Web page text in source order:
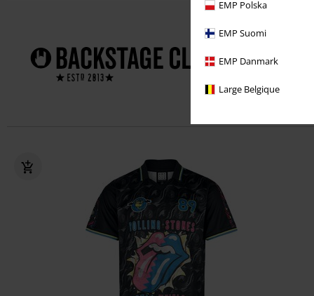
EMP Polska
EMP Suomi
EMP Danmark
Large Belgique